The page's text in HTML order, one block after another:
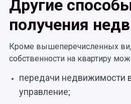
Другие
получения
Кроме вышеперечисленных
собственности на квартиру
передачи недвижимости
управление;